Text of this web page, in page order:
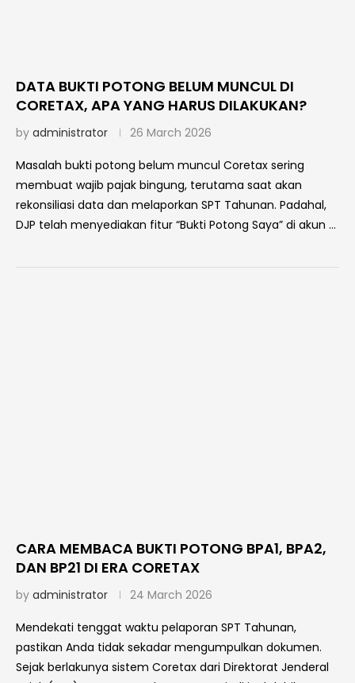
DATA BUKTI POTONG BELUM MUNCUL DI
CORETAX, APA YANG HARUS DILAKUKAN?
by administrator 26 March 2026
Masalah bukti potong belum muncul Coretax sering
membuat wajib pajak bingung, terutama saat akan
rekonsiliasi data dan melaporkan SPT Tahunan. Padahal,
DJP telah menyediakan fitur “Bukti Potong Saya” di akun …
CARA MEMBACA BUKTI POTONG BPA1, BPA2,
DAN BP21 DI ERA CORETAX
by administrator 24 March 2026
Mendekati tenggat waktu pelaporan SPT Tahunan,
pastikan Anda tidak sekadar mengumpulkan dokumen.
Sejak berlakunya sistem Coretax dari Direktorat Jenderal